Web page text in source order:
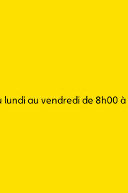
au vendredi de 8h00 à